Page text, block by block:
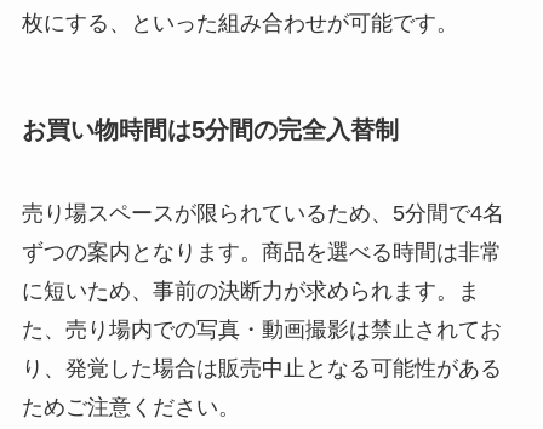
枚にする、といった組み合わせが可能です。
お買い物時間は5分間の完全入替制
売り場スペースが限られているため、5分間で4名
ずつの案内となります。商品を選べる時間は非常
に短いため、事前の決断力が求められます。ま
た、売り場内での写真・動画撮影は禁止されてお
り、発覚した場合は販売中止となる可能性がある
ためご注意ください。